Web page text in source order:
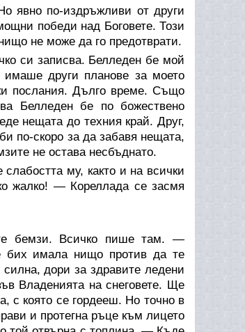
явно по-издръжливи от други
победи над Боговете. Този
не може да го предотврати.
си записва. Белледен бе мой
други планове за моето
послания. Дълго време. Също
Белледен бе по божествено
нещата до техния край. Друг,
по-скоро за да забавя нещата,
не остава несбъднато.
му, както и на всички
жалко! — Кореллада се засмя
бемзи. Всичко пише там. —
бих имала нищо против да те
дори за здравите ледени
Владенията на снеговете. Ще
с която се гордееш. Но точно в
и протегна ръце към лицето